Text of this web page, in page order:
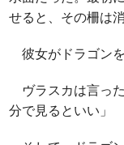
せると、その柵は消
彼女がドラゴン
ヴラスカは言っ
分で見るといい」